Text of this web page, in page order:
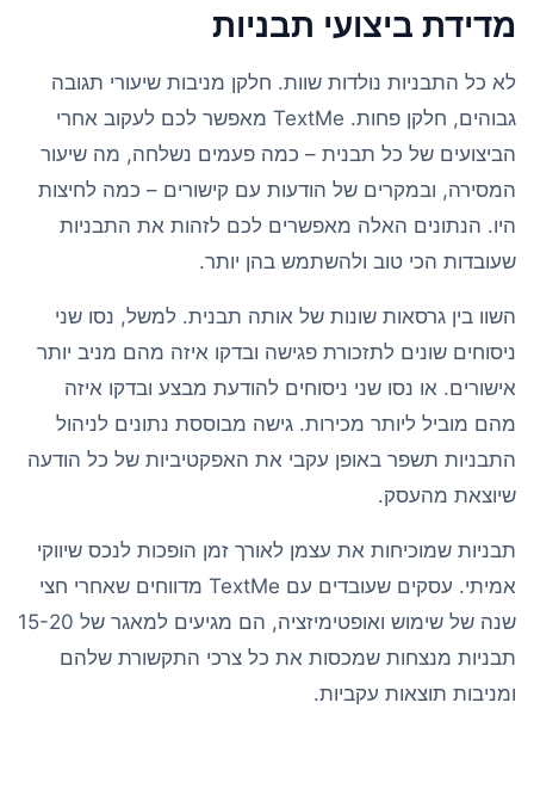
מדידת ביצועי תבניות
לא כל התבניות נולדות שוות. חלקן מניבות שיעורי תגובה
גבוהים, חלקן פחות. TextMe מאפשר לכם לעקוב אחרי
הביצועים של כל תבנית – כמה פעמים נשלחה, מה שיעור
המסירה, ובמקרים של הודעות עם קישורים – כמה לחיצות
היו. הנתונים האלה מאפשרים לכם לזהות את התבניות
שעובדות הכי טוב ולהשתמש בהן יותר.
השוו בין גרסאות שונות של אותה תבנית. למשל, נסו שני
ניסוחים שונים לתזכורת פגישה ובדקו איזה מהם מניב יותר
אישורים. או נסו שני ניסוחים להודעת מבצע ובדקו איזה
מהם מוביל ליותר מכירות. גישה מבוססת נתונים לניהול
התבניות תשפר באופן עקבי את האפקטיביות של כל הודעה
שיוצאת מהעסק.
תבניות שמוכיחות את עצמן לאורך זמן הופכות לנכס שיווקי
אמיתי. עסקים שעובדים עם TextMe מדווחים שאחרי חצי
שנה של שימוש ואופטימיזציה, הם מגיעים למאגר של 15-20
תבניות מנצחות שמכסות את כל צרכי התקשורת שלהם
ומניבות תוצאות עקביות.